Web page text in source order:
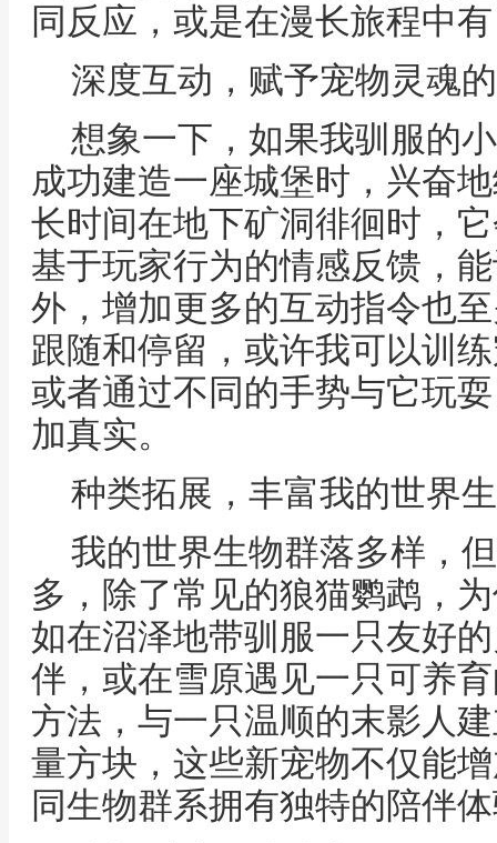
同反应，或是在漫长旅程中
深度互动，赋予宠物灵魂
想象一下，如果我驯服的
成功建造一座城堡时，兴奋
长时间在地下矿洞徘徊时，
基于玩家行为的情感反馈，
外，增加更多的互动指令也
跟随和停留，或许我可以训
或者通过不同的手势与它玩
加真实。
种类拓展，丰富我的世界
我的世界生物群落多样，
多，除了常见的狼猫鹦鹉，
如在沼泽地带驯服一只友好
伴，或在雪原遇见一只可养
方法，与一只温顺的末影人
量方块，这些新宠物不仅能
同生物群系拥有独特的陪伴